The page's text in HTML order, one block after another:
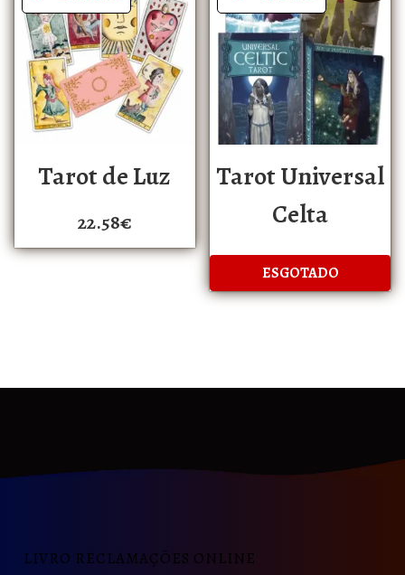
Tarot de Luz
22.58€
Tarot Universal
Celta
LIVRO RECLAMAÇÕES ONLINE